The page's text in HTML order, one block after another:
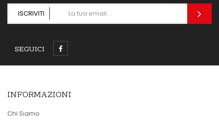
ISCRIVITI
SEGUICI
INFORMAZIONI
Chi Siamo